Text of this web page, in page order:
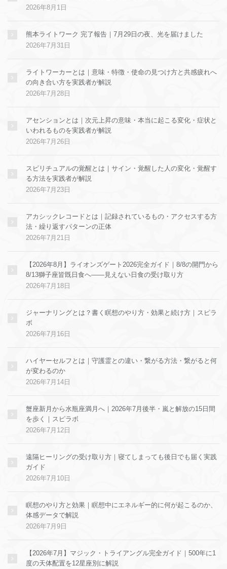
2026年8月1日
熊本ライトワーク 完了報告｜7月29日の夜、光を届けました
2026年7月31日
ライトワーカーとは｜意味・特徴・使命の見つけ方と共感疲れへ
の向き合い方を実践者が解説
2026年7月28日
アセンションとは｜次元上昇の意味・本当に起こる変化・症状と
いわれるものを実践者が解説
2026年7月26日
スピリチュアルの覚醒とは｜サイン・覚醒した人の変化・覚醒す
る方法を実践者が解説
2026年7月23日
アカシックレコードとは｜記録されているもの・アクセスする方
法・繰り返すパターンの正体
2026年7月21日
【2026年8月】ライオンズゲート2026完全ガイド｜8/8の開門から
8/13獅子座皆既日食へ——見えない日食の受け取り方
2026年7月18日
ジャーナリングとは？書く瞑想のやり方・効果と続け方｜スピラ
ボ
2026年7月16日
ハイヤーセルフとは｜守護霊との違い・繋がる方法・繋がると何
が変わるのか
2026年7月14日
蟹座新月から水瓶座満月へ｜2026年7月後半・嵐と解放の15日間
を歩く｜スピラボ
2026年7月12日
遠隔ヒーリングの受け取り方｜寝てしまっても後日でも届く実践
ガイド
2026年7月10日
瞑想のやり方と効果｜瞑想中にエネルギー的に何が起こるのか、
体感データで解説
2026年7月9日
【2026年7月】マジック・トライアングル完全ガイド｜500年に1
度の天体配置を12星座別に解説